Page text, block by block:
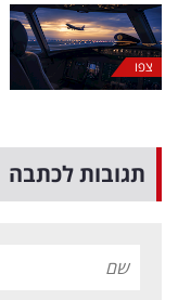
צפו
תגובות לכתבה